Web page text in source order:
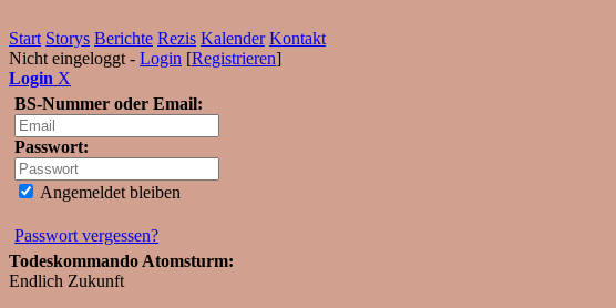
Start Storys Berichte Rezis Kalender Kontakt
Nicht eingeloggt - Login [Registrieren]
Login X
BS-Nummer oder Email:
Passwort:
Angemeldet bleiben
Passwort vergessen?
Todeskommando Atomsturm:
Endlich Zukunft